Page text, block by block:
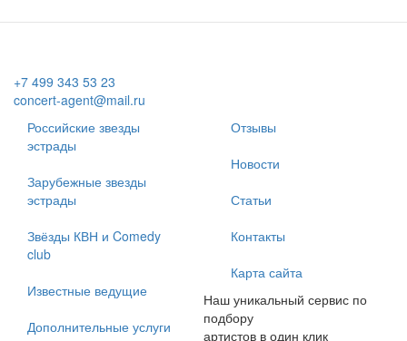
+7 499 343 53 23
concert-agent@mail.ru
Российские звезды
эстрады
Зарубежные звезды
эстрады
Звёзды КВН и Comedy
club
Известные ведущие
Дополнительные услуги
Отзывы
Новости
Статьи
Контакты
Карта сайта
Наш уникальный сервис по
подбору
артистов в один клик